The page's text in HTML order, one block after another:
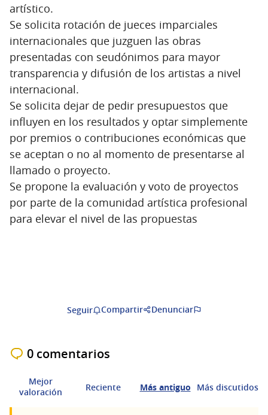
artístico.
Se solicita rotación de jueces imparciales
internacionales que juzguen las obras
presentadas con seudónimos para mayor
transparencia y difusión de los artistas a nivel
internacional.
Se solicita dejar de pedir presupuestos que
influyen en los resultados y optar simplemente
por premios o contribuciones económicas que
se aceptan o no al momento de presentarse al
llamado o proyecto.
Se propone la evaluación y voto de proyectos
por parte de la comunidad artística profesional
para elevar el nivel de las propuestas
Seguir Compartir Denunciar
0 comentarios
Mejor
valoración
Reciente Más antiguo Más discutidos